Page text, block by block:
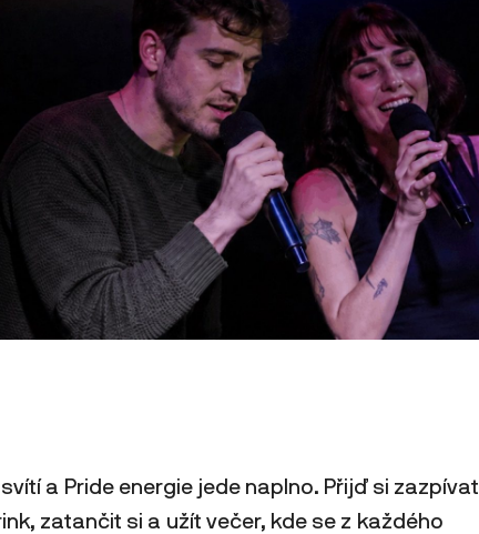
a Pride energie jede naplno. Přijď si zazpívat
zatančit si a užít večer, kde se z každého